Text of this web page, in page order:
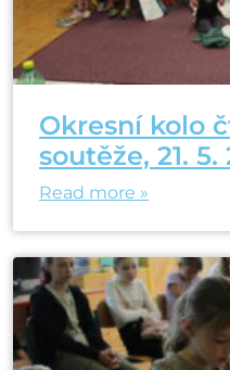
Okresní kolo
soutěže, 21. 5.
Read more »